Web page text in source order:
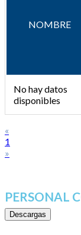
NOMBRE
No hay datos
disponibles
«
1
»
PERSONAL
Descargas